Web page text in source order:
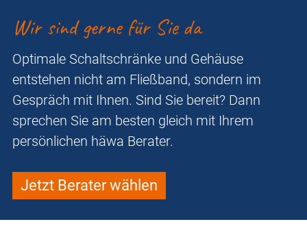
Wir sind gerne für Sie da
Optimale Schaltschränke und Gehäuse
entstehen nicht am Fließband, sondern im
Gespräch mit Ihnen. Sind Sie bereit? Dann
sprechen Sie am besten gleich mit Ihrem
persönlichen häwa Berater.
Jetzt Berater wählen